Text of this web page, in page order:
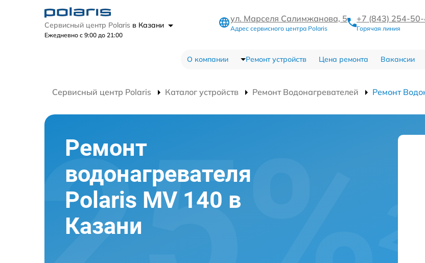
Сервисный центр Polaris в Казани
Ежедневно с 9:00 до 21:00
ул. Марселя Салимжанова, 5
Адрес сервисного центра Polaris
+7 (843) 254-
Горячая линия
О компании Ремонт устройств Цена ремонта Вакансии
Сервисный центр Polaris Каталог устройств Ремонт Водонагревателей Ремонт
Ремонт
водонагревателя
Polaris MV 140 в
Казани